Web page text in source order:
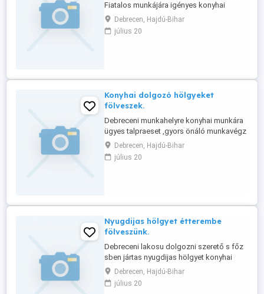
Fiatalos munkájára igényes konyhai
munkavégzésben jártas
dolgozókat,sürgősen fölveszünk.
Érd:06301948717
Debrecen, Hajdú-Bihar
július 20
Konyhai dolgozó hölgyeket
fölveszek.
Debreceni munkahelyre konyhai munkára
ügyes talpraeset ,gyors önáló munkavégz
sre k pes hölgyeket fölveszek.
Érd:06301948717.
Debrecen, Hajdú-Bihar
július 20
Nyugdijas hölgyet étterembe
fölveszünk.
Debreceni lakosu dolgozni szerető s főz
sben jártas nyugdijas hölgyet konyhai
munkavégz sre fölveszünk , éttermi
munkakörben szerzet gyakorlat előny.
Tell: 06301948717.
Debrecen, Hajdú-Bihar
július 20